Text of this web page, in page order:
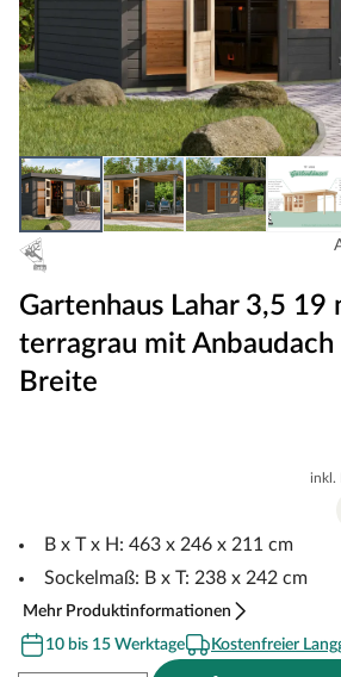
Gartenhaus Lahar 3,5 19
terragrau mit Anbaudach
Breite
inkl.
B x T x H: 463 x 246 x 211 cm
Sockelmaß: B x T: 238 x 242 cm
Mehr Produktinformationen
10 bis 15 Werktage
Kostenfreier